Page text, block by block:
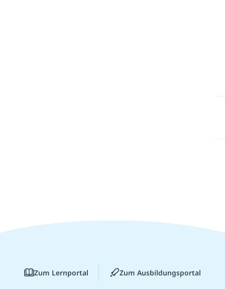
Zum Lernportal Zum Ausbildungsportal